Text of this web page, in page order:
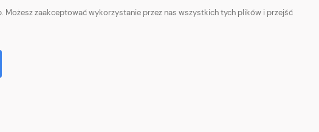
prywatności
O firmie
zaakceptować wykorzystanie przez nas wszystkich tych plików i przejść